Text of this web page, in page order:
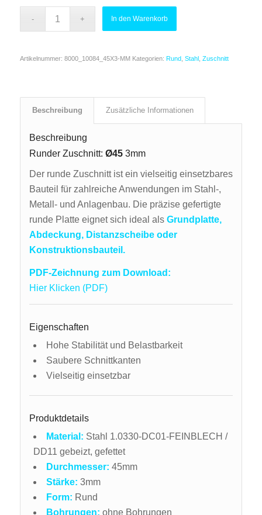
In den Warenkorb
Artikelnummer: 8000_10084_45X3-MM Kategorien: Rund Stahl Zuschnitt
Beschreibung Zusätzliche Informationen
Beschreibung
Runder Zuschnitt: Ø453mm
Der runde Zuschnitt ist ein vielseitig einsetzbares
Bauteil für zahlreiche Anwendungen im Stahl-,
Metall- und Anlagenbau. Die präzise gefertigte
runde Platte eignet sich ideal als Grundplatte,
Abdeckung, Distanzscheibe oder
Konstruktionsbauteil.
PDF-Zeichnung zum Download:
Hier Klicken (PDF)
Eigenschaften
Hohe Stabilität und Belastbarkeit
Saubere Schnittkanten
Vielseitig einsetzbar
Produktdetails
Material: Stahl 1.0330-DC01-FEINBLECH /
DD11 gebeizt, gefettet
Durchmesser: 45mm
Stärke: 3mm
Form: Rund
Bohrungen: ohne Bohrungen